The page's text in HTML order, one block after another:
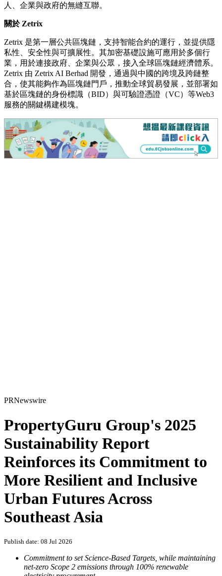
人、企業與政府的無縫互聯。
關於Zetrix
Zetrix 是第一層公共區塊鏈，支持智能合約的運行，並提供隱
私性、安全性與可擴展性。其加密基礎設施可應用於多個行
業，用於連接政府、企業與公眾，接入全球區塊鏈經濟體系。
Zetrix 由 Zetrix AI Berhad 開發，通過與中國的跨境及跨鏈整
合，使其能夠作為區塊鏈門戶，推動全球貿易發展，並部署如
基於區塊鏈的身份標識（BID）與可驗證憑證（VC）等Web3
服務的關鍵構建模塊。
PRNewswire
Sustainability Report
Reinforces its Commitment to